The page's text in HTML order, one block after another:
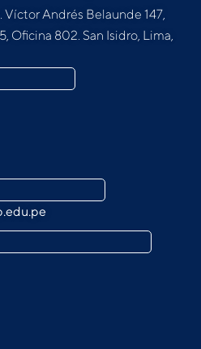
Andrés Belaunde 147,
Oﬁcina 802. San Isidro, Lima,